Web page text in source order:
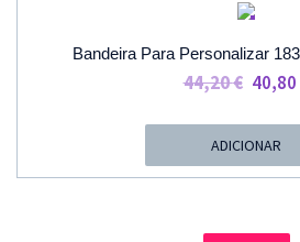
Bandeira Para Personalizar
44,20€ O
Era:
40,80
ADICIONAR